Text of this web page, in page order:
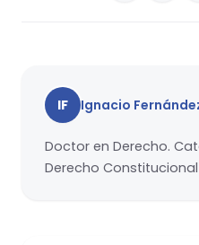
IF Ignacio
Doctor en Derecho.
Derecho